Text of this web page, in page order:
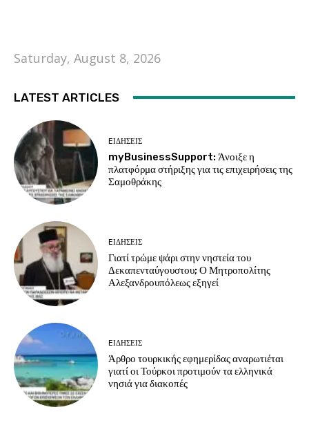
Saturday, August 8, 2026
LATEST ARTICLES
EΙΔΗΣΕΙΣ
myBusinessSupport: Άνοιξε η
πλατφόρμα στήριξης για τις επιχειρήσεις της
Σαμοθράκης
EΙΔΗΣΕΙΣ
Γιατί τρώμε ψάρι στην νηστεία του
Δεκαπενταύγουστου; Ο Μητροπολίτης
Αλεξανδρουπόλεως εξηγεί
EΙΔΗΣΕΙΣ
Άρθρο τουρκικής εφημερίδας αναρωτιέται
γιατί οι Τούρκοι προτιμούν τα ελληνικά
νησιά για διακοπές